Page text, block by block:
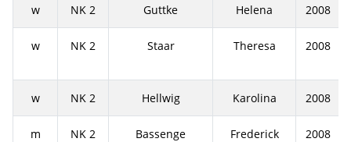
w NK 2 Guttke Helena 2008
w NK 2 Staar Theresa 2008
w NK 2 Hellwig Karolina 2008
m NK 2 Bassenge Frederick 2008